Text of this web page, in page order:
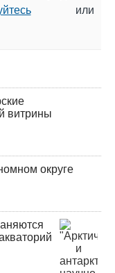
или
витрины
округе